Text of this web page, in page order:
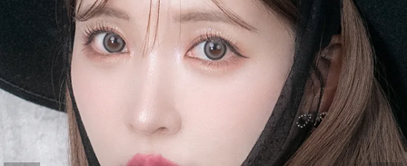
マジェットリラックス ム
ーングレー 14.5mm
1,793 (税込)